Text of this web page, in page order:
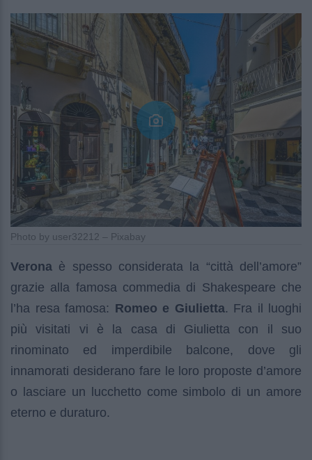
Photo by user32212 – Pixabay
Verona è spesso considerata la “città dell’amore”
grazie alla famosa commedia di Shakespeare che
l’ha resa famosa: Romeo e Giulietta. Fra il luoghi
più visitati vi è la casa di Giulietta con il suo
rinominato ed imperdibile balcone, dove gli
innamorati desiderano fare le loro proposte d’amore
o lasciare un lucchetto come simbolo di un amore
eterno e duraturo.